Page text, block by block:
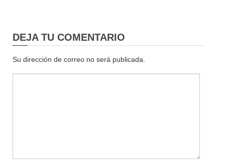
DEJA TU COMENTARIO
Su dirección de correo no será publicada.